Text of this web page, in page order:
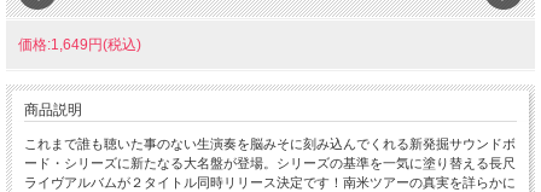
価格:1,649円(税込)
商品説明
これまで誰も聴いた事のない生演奏を脳みそに刻み込んでくれる新発掘サウンドボ
ード・シリーズに新たなる大名盤が登場。シリーズの基準を一気に塗り替える長尺
ライヴアルバムが２タイトル同時リリース決定です！南米ツアーの真実を詳らかに